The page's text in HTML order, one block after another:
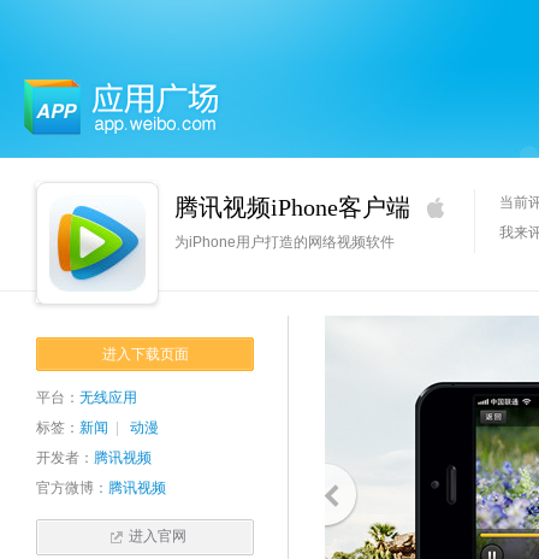
应用广场 腾讯视频iPhone客户端
为iPhone用户打造的网络视频软件
当前
我来
进入下载页面
平台： 无线应用
标签： 新闻
动漫
开发者： 腾讯视频
官方微博： 腾讯视频
进入官网